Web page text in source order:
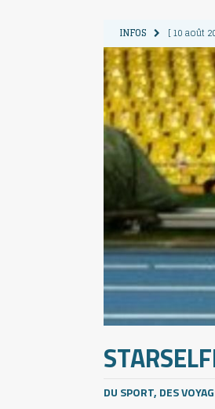
INFOS [ 10 août
[ 9 août
[ 13 août
[ 12 août
[ 11 août
DU SPORT, DES